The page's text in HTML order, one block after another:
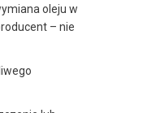
oleju w
– nie